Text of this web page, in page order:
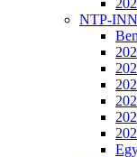
NTP-